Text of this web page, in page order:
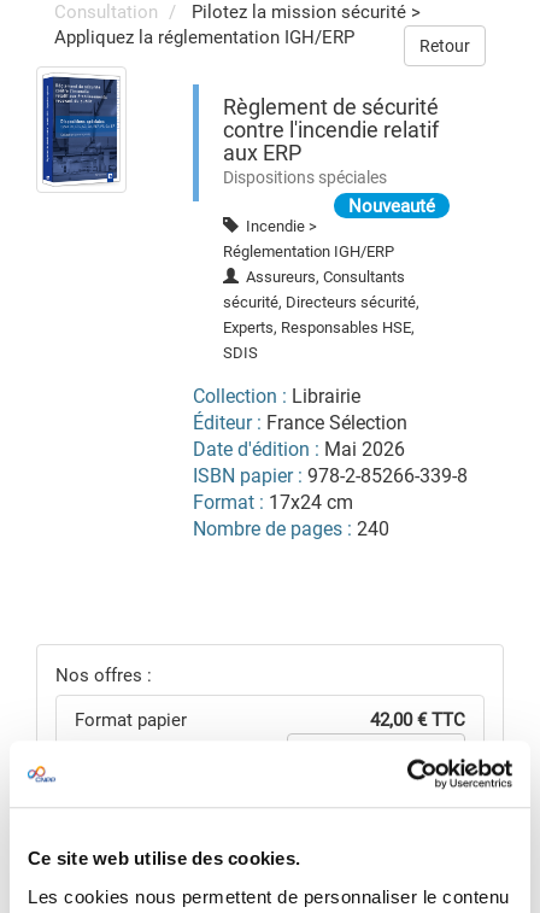
Ce site web utilise des cookies.
Les cookies nous permettent de personnaliser le contenu
Consultation Pilotez la mission sécurité >
Appliquez la réglementation IGH/ERP
Retour
Règlement de sécurité
contre l'incendie relatif
aux ERP
Dispositions spéciales
Nouveauté
Incendie >
Réglementation IGH/ERP
Assureurs, Consultants
sécurité, Directeurs sécurité,
Experts, Responsables HSE,
SDIS
Collection : Librairie
Éditeur : France Sélection
Date d'édition : Mai 2026
ISBN papier : 978-2-85266-339-8
Format : 17x24 cm
Nombre de pages : 240
Nos offres :
Format papier 42,00 € TTC
Consulter le détail denos offres
VOIR MON PANIER
Pour une offre sur mesure, nous contacter